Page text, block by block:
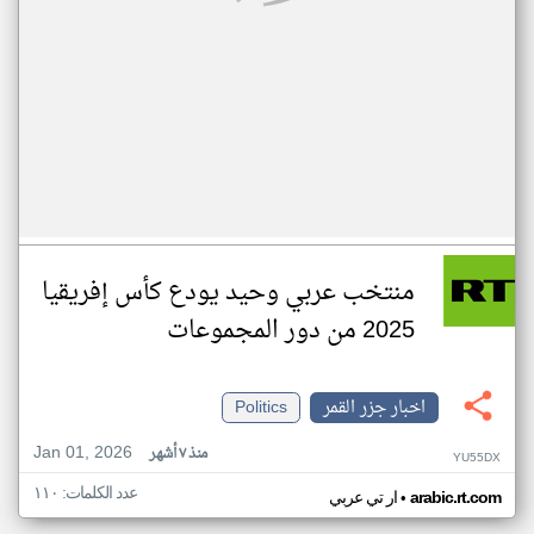
منتخب عربي وحيد يودع كأس إفريقيا
2025 من دور المجموعات
اخبار جزر القمر
Politics
Jan 01, 2026
منذ ٧ أشهر YU55DX
ار تي عربي• arabic.rt.com عدد الكلمات: ١١٠